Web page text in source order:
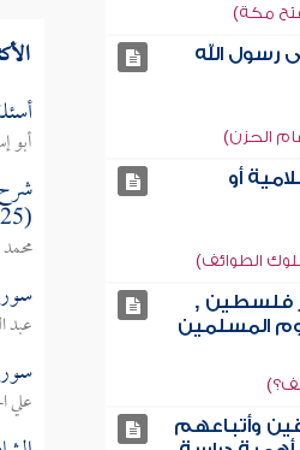
مكة)
رسول الله
الحزن)
أو
الطوائف)
فلسطين ,
المسلمين
وأتباعهم
أبو
(25)
عبد
علي